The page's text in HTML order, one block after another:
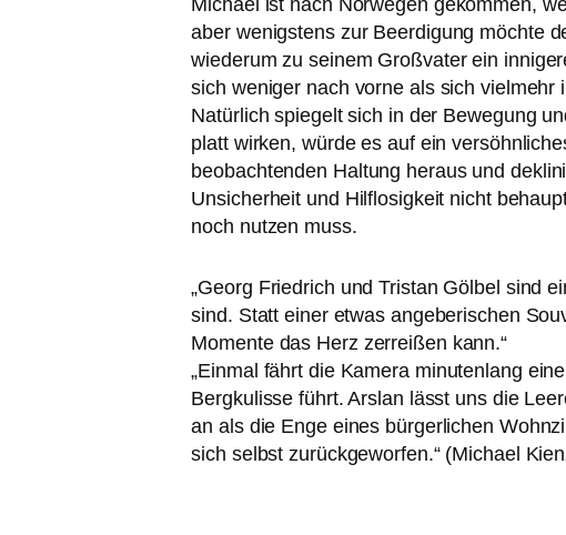
Michael ist nach Norwegen gekom­men,
aber wenigs­tens zur Beerdigung möch­te
wie­der­um zu sei­nem Großvater ein
sich weni­ger nach vor­ne als sich
Natürlich spie­gelt sich in der Bewegung
platt wir­ken, wür­de es auf ein
beob­ach­ten­den Haltung her­aus und
Unsicherheit und Hilflosigkeit nicht
noch nut­zen muss.
„Georg Friedrich und Tristan Gölbel sind
sind. Statt einer etwas ange­be­ri­schen
Momente das Herz zer­rei­ßen kann.“
„Einmal fährt die Kamera minu­ten­lang
Bergkulisse führt. Arslan lässt uns die
an als die Enge eines bür­ger­li­chen
sich selbst zurück­ge­wor­fen.“ (Michael